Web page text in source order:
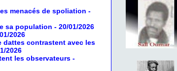
menacés de spoliation -
sa population - 20/01/2026
2026
dattes contrastent avec les
2026
les observateurs -